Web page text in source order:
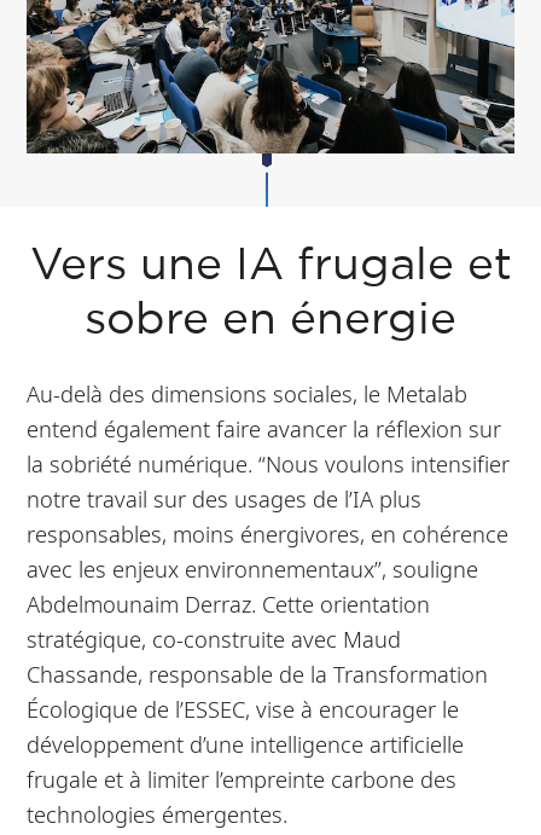
Vers une IA frugale et
sobre en énergie
Au-delà des dimensions sociales, le Metalab
entend également faire avancer la réflexion sur
la sobriété numérique. “Nous voulons intensifier
notre travail sur des usages de l’IA plus
responsables, moins énergivores, en cohérence
avec les enjeux environnementaux”, souligne
Abdelmounaim Derraz. Cette orientation
stratégique, co-construite avec Maud
Chassande, responsable de la Transformation
Écologique de l’ESSEC, vise à encourager le
développement d’une intelligence artificielle
frugale et à limiter l’empreinte carbone des
technologies émergentes.